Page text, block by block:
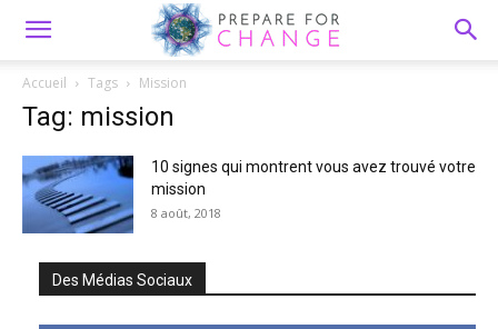
Accueil Tags Mission
Tag: mission
10 signes qui montrent vous avez trouvé votre
mission
8 août, 2018
Des Médias Sociaux